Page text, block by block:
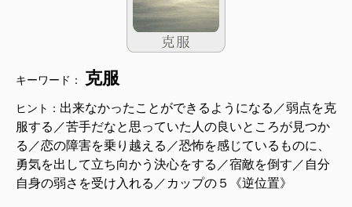
キーワード： 克服
ヒント： 出来なかったことができるようになる／弱点を克
服する／苦手だなと思っていた人の良いところが見つか
る／恋の障害を乗り越える／恐怖を感じているものに、
勇気を出して立ち向かう決心をする／宿敵を倒す／自分
自身の弱さを受け入れる／カップの５《逆位置》